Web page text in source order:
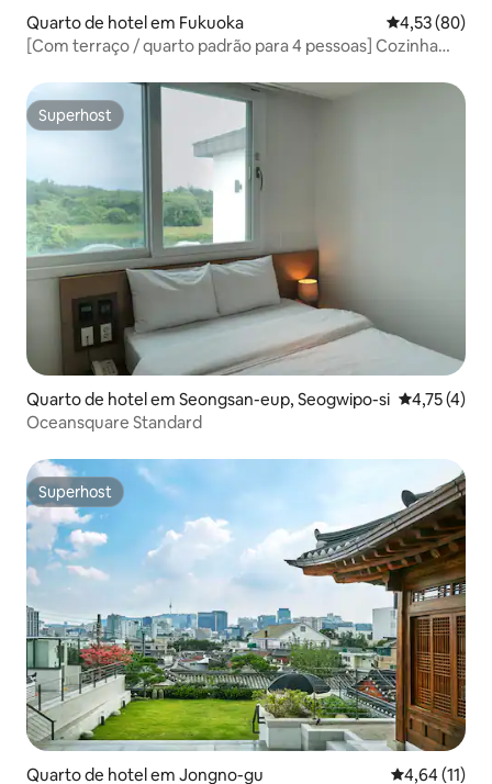
Quarto de hotel em Fukuoka Classificação
4,53 (80)
[Com terraço / quarto padrão para 4 pessoas] Cozinha
Designer Automático_D6
Superhost
Superhost
Quarto de hotel em Seongsan-eup, Seogwipo-si
4,75 (4)
Oceansquare Standard
Superhost
Superhost
Quarto de hotel em Jongno-gu 4,64 (11)